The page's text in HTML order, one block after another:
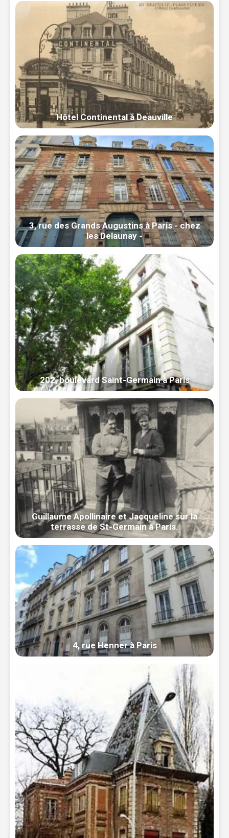
Hôtel Continental à Deauville
3, rue des Grands Augustins à Paris - chez
les Delaunay -
202, boulevard Saint-Germain à Paris
Guillaume Apollinaire et Jacqueline sur la
terrasse de St-Germain à Paris.
4, rue Henner à Paris